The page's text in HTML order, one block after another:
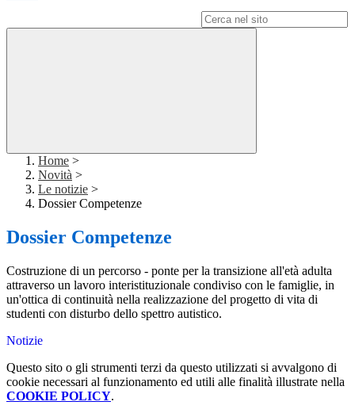
Home >
Novità >
Le notizie >
Dossier Competenze
Dossier Competenze
Costruzione di un percorso - ponte per la transizione all'età adulta
attraverso un lavoro interistituzionale condiviso con le famiglie, in
un'ottica di continuità nella realizzazione del progetto di vita di
studenti con disturbo dello spettro autistico.
Notizie
Questo sito o gli strumenti terzi da questo utilizzati si avvalgono di
cookie necessari al funzionamento ed utili alle finalità illustrate nella
COOKIE POLICY.